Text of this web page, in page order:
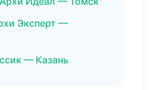
Эксперт —
— Казань